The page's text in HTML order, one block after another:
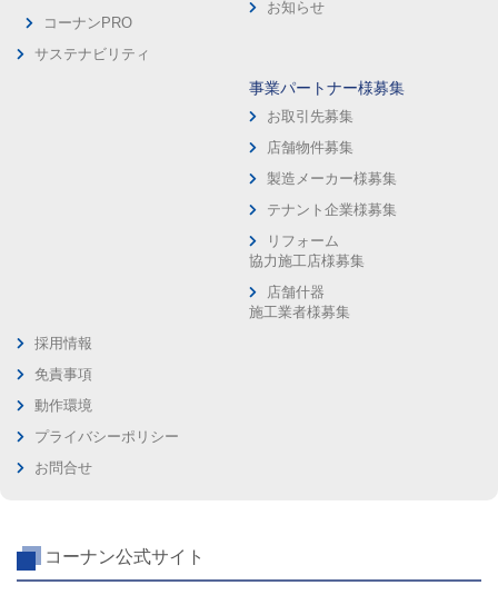
コーナンPRO
サステナビリティ
お知らせ
事業パートナー様募集
お取引先募集
店舗物件募集
製造メーカー様募集
テナント企業様募集
リフォーム
協力施工店様募集
店舗什器
施工業者様募集
採用情報
免責事項
動作環境
プライバシーポリシー
お問合せ
コーナン公式サイト